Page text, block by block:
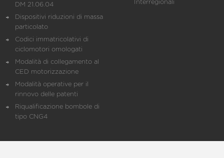
DM 21.06.04
Dispositivi riduzioni di massa
particolato
Codici immatricolativi di
ciclomotori omologati
Modalità di collegamento al
CED motorizzazione
Modalità operative per il
rinnovo delle patenti
Riqualificazione bombole di
tipo CNG4
Interregionali